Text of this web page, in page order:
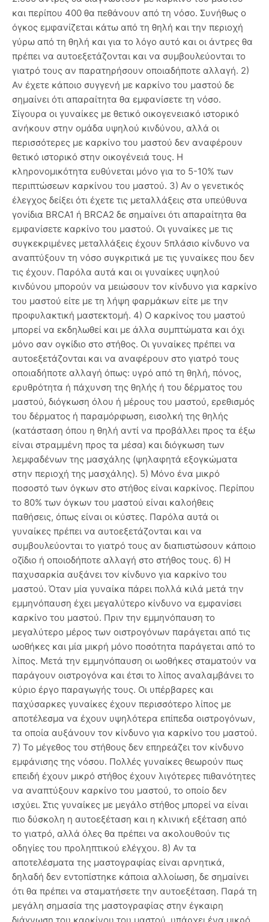
και περίπου 400 θα πεθάνουν από τη νόσο. Συνήθως ο
όγκος εμφανίζεται κάτω από τη θηλή και την περιοχή
γύρω από τη θηλή και για το λόγο αυτό και οι άντρες θα
πρέπει να αυτοεξετάζονται και να συμβουλεύονται το
γιατρό τους αν παρατηρήσουν οποιαδήποτε αλλαγή. 2)
Αν έχετε κάποιο συγγενή με καρκίνο του μαστού δε
σημαίνει ότι απαραίτητα θα εμφανίσετε τη νόσο.
Σίγουρα οι γυναίκες με θετικό οικογενειακό ιστορικό
ανήκουν στην ομάδα υψηλού κινδύνου, αλλά οι
περισσότερες με καρκίνο του μαστού δεν αναφέρουν
θετικό ιστορικό στην οικογένειά τους. Η
κληρονομικότητα ευθύνεται μόνο για το 5-10% των
περιπτώσεων καρκίνου του μαστού. 3) Αν ο γενετικός
έλεγχος δείξει ότι έχετε τις μεταλλάξεις στα υπεύθυνα
γονίδια BRCA1 ή BRCA2 δε σημαίνει ότι απαραίτητα θα
εμφανίσετε καρκίνο του μαστού. Οι γυναίκες με τις
συγκεκριμένες μεταλλάξεις έχουν 5πλάσιο κίνδυνο να
αναπτύξουν τη νόσο συγκριτικά με τις γυναίκες που δεν
τις έχουν. Παρόλα αυτά και οι γυναίκες υψηλού
κινδύνου μπορούν να μειώσουν τον κίνδυνο για καρκίνο
του μαστού είτε με τη λήψη φαρμάκων είτε με την
προφυλακτική μαστεκτομή. 4) Ο καρκίνος του μαστού
μπορεί να εκδηλωθεί και με άλλα συμπτώματα και όχι
μόνο σαν ογκίδιο στο στήθος. Οι γυναίκες πρέπει να
αυτοεξετάζονται και να αναφέρουν στο γιατρό τους
οποιαδήποτε αλλαγή όπως: υγρό από τη θηλή, πόνος,
ερυθρότητα ή πάχυνση της θηλής ή του δέρματος του
μαστού, διόγκωση όλου ή μέρους του μαστού, ερεθισμός
του δέρματος ή παραμόρφωση, εισολκή της θηλής
(κατάσταση όπου η θηλή αντί να προβάλλει προς τα έξω
είναι στραμμένη προς τα μέσα) και διόγκωση των
λεμφαδένων της μασχάλης (ψηλαφητά εξογκώματα
στην περιοχή της μασχάλης). 5) Μόνο ένα μικρό
ποσοστό των όγκων στο στήθος είναι καρκίνος. Περίπου
το 80% των όγκων του μαστού είναι καλοήθεις
παθήσεις, όπως είναι οι κύστες. Παρόλα αυτά οι
γυναίκες πρέπει να αυτοεξετάζονται και να
συμβουλεύονται το γιατρό τους αν διαπιστώσουν κάποιο
οζίδιο ή οποιοδήποτε αλλαγή στο στήθος τους. 6) Η
παχυσαρκία αυξάνει τον κίνδυνο για καρκίνο του
μαστού. Όταν μία γυναίκα πάρει πολλά κιλά μετά την
εμμηνόπαυση έχει μεγαλύτερο κίνδυνο να εμφανίσει
καρκίνο του μαστού. Πριν την εμμηνόπαυση το
μεγαλύτερο μέρος των οιστρογόνων παράγεται από τις
ωοθήκες και μία μικρή μόνο ποσότητα παράγεται από το
λίπος. Μετά την εμμηνόπαυση οι ωοθήκες σταματούν να
παράγουν οιστρογόνα και έτσι το λίπος αναλαμβάνει το
κύριο έργο παραγωγής τους. Οι υπέρβαρες και
παχύσαρκες γυναίκες έχουν περισσότερο λίπος με
αποτέλεσμα να έχουν υψηλότερα επίπεδα οιστρογόνων,
τα οποία αυξάνουν τον κίνδυνο για καρκίνο του μαστού.
7) Το μέγεθος του στήθους δεν επηρεάζει τον κίνδυνο
εμφάνισης της νόσου. Πολλές γυναίκες θεωρούν πως
επειδή έχουν μικρό στήθος έχουν λιγότερες πιθανότητες
να αναπτύξουν καρκίνο του μαστού, το οποίο δεν
ισχύει. Στις γυναίκες με μεγάλο στήθος μπορεί να είναι
πιο δύσκολη η αυτοεξέταση και η κλινική εξέταση από
το γιατρό, αλλά όλες θα πρέπει να ακολουθούν τις
οδηγίες του προληπτικού ελέγχου. 8) Αν τα
αποτελέσματα της μαστογραφίας είναι αρνητικά,
δηλαδή δεν εντοπίστηκε κάποια αλλοίωση, δε σημαίνει
ότι θα πρέπει να σταματήσετε την αυτοεξέταση. Παρά τη
μεγάλη σημασία της μαστογραφίας στην έγκαιρη
διάγνωση του καρκίνου του μαστού, υπάρχει ένα μικρό